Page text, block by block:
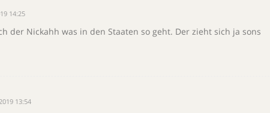
14:25
der Nickahh was in den Staaten so geht. Der zieht sich ja sons
13:54